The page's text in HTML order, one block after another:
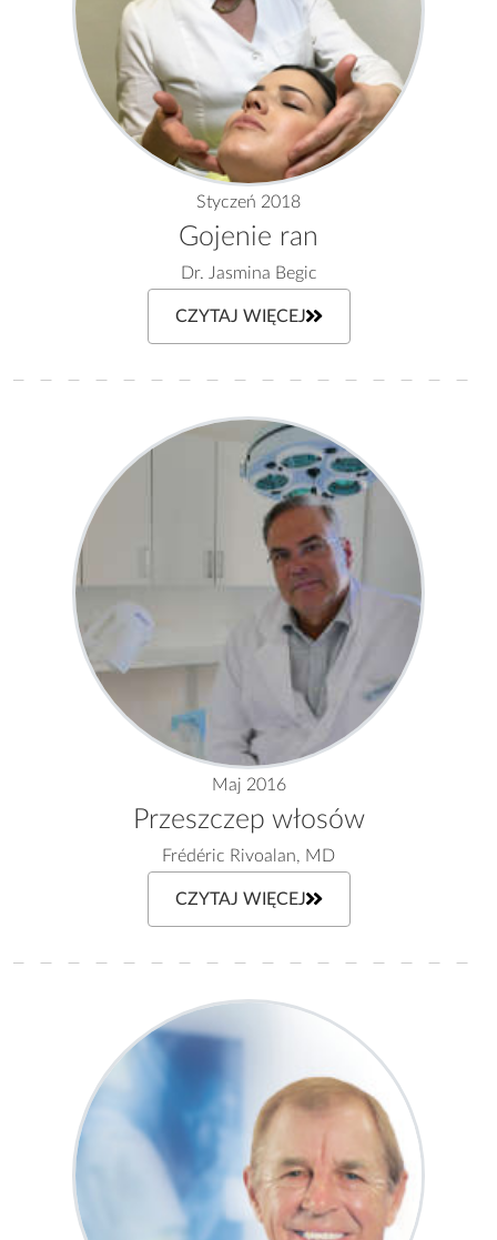
Styczeń 2018
Gojenie ran
Dr. Jasmina Begic
CZYTAJ WIĘCEJ
Maj 2016
Przeszczep włosów
Frédéric Rivoalan, MD
CZYTAJ WIĘCEJ